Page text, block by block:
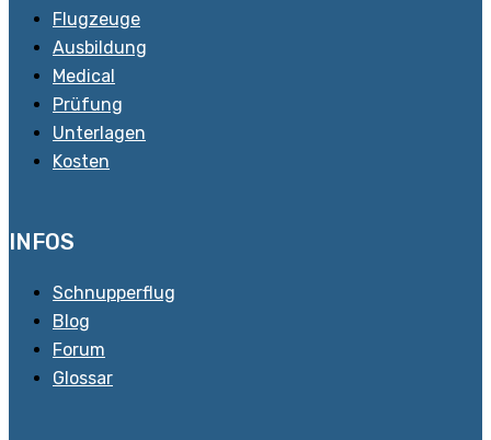
Flugzeuge
Ausbildung
Medical
Prüfung
Unterlagen
Kosten
INFOS
Schnupperflug
Blog
Forum
Glossar